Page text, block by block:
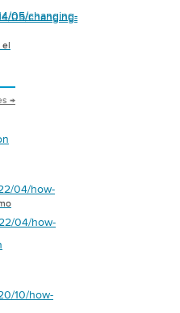
05/changing-
05/changing-
el
→
04/how-
04/how-
10/how-